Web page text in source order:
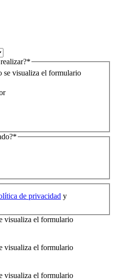
se visualiza el formulario
*
*
de privacidad y
visualiza el formulario
visualiza el formulario
visualiza el formulario